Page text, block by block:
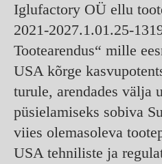
Iglufactory OÜ ellu
2021-2027.1.01.25-
Tootearendus“ mille
USA kõrge
turule, arendades välja
püsielamiseks sobiva
viies olemasoleva
USA tehniliste ja